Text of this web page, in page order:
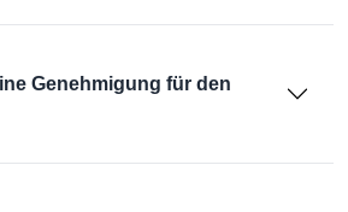
Genehmigung für den